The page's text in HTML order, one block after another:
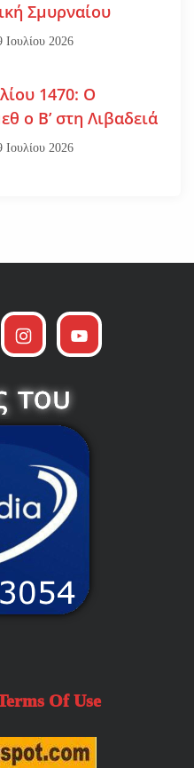
Σμυρναίου
Ιουλίου 2026
1470: Ο
ο Β’ στη Λιβαδειά
Ιουλίου 2026
Of Use